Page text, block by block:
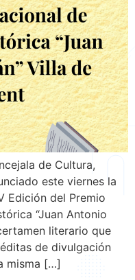
de Cultura,
este viernes la
Edición del Premio
“Juan Antonio
literario que
de divulgación
misma […]